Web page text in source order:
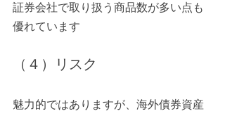
証券会社で取り扱う商品数が多い点も
優れています
（４）リスク
魅力的ではありますが、海外債券資産